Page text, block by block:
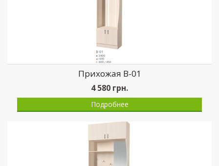
Прихожая В-01
4 580 грн.
Подробнее